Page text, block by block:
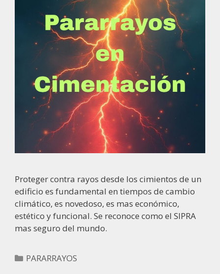
Proteger contra rayos desde los cimientos de un
edificio es fundamental en tiempos de cambio
climático, es novedoso, es mas económico,
estético y funcional. Se reconoce como el SIPRA
mas seguro del mundo.
Categorías
PARARRAYOS